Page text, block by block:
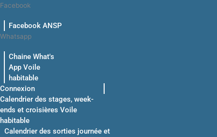
Aller
contenu
Facebook
Facebook ANSP
Whatsapp
Chaine What's
App Voile
habitable
Connexion
Calendrier des stages, week-
ends et croisières Voile
habitable
Calendrier des sorties journée et